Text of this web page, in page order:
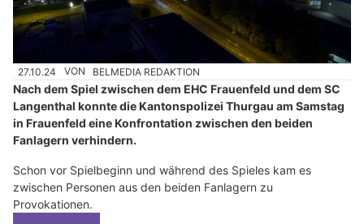
27.10.24 VON BELMEDIA REDAKTION
Nach dem Spiel zwischen dem EHC Frauenfeld und dem SC
Langenthal konnte die Kantonspolizei Thurgau am Samstag
in Frauenfeld eine Konfrontation zwischen den beiden
Fanlagern verhindern.
Schon vor Spielbeginn und während des Spieles kam es
zwischen Personen aus den beiden Fanlagern zu
Provokationen.